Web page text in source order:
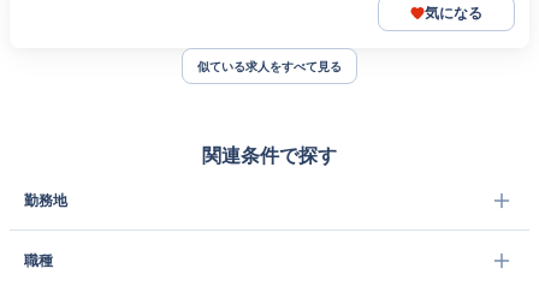
気になる
似ている求人をすべて見る
関連条件で探す
勤務地
職種